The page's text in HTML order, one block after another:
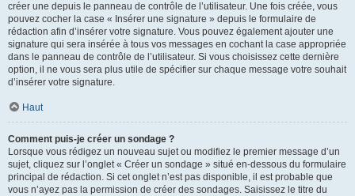
créer une depuis le panneau de contrôle de l’utilisateur. Une fois créée, vous
pouvez cocher la case « Insérer une signature » depuis le formulaire de
rédaction afin d’insérer votre signature. Vous pouvez également ajouter une
signature qui sera insérée à tous vos messages en cochant la case appropriée
dans le panneau de contrôle de l’utilisateur. Si vous choisissez cette dernière
option, il ne vous sera plus utile de spécifier sur chaque message votre souhait
d’insérer votre signature.
Haut
Comment puis-je créer un sondage ?
Lorsque vous rédigez un nouveau sujet ou modifiez le premier message d’un
sujet, cliquez sur l’onglet « Créer un sondage » situé en-dessous du formulaire
principal de rédaction. Si cet onglet n’est pas disponible, il est probable que
vous n’ayez pas la permission de créer des sondages. Saisissez le titre du